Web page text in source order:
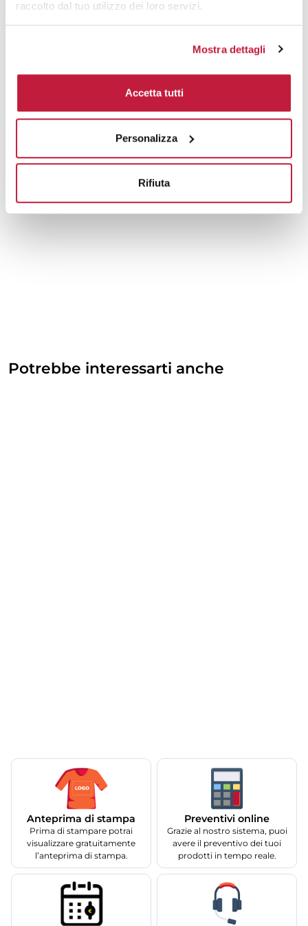
raccolto dal tuo utilizzo dei loro servizi.
Mostra dettagli
Accetta tutti
Personalizza
Rifiuta
Potrebbe interessarti anche
Anteprima di stampa
Prima di stampare potrai
visualizzare gratuitamente
l’anteprima di stampa.
Preventivi online
Grazie al nostro sistema, puoi
avere il preventivo dei tuoi
prodotti in tempo reale.